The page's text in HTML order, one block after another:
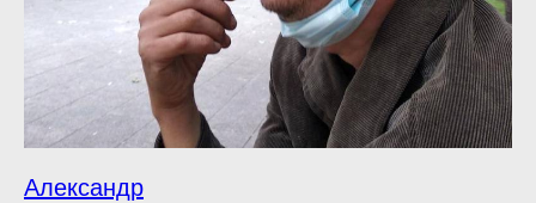
Александр